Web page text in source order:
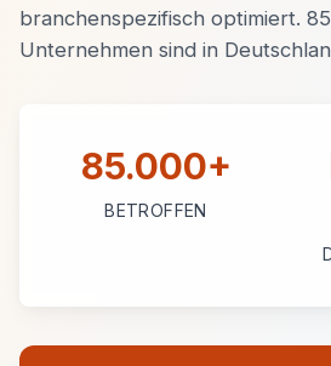
branchenspezifisch optimiert.
Unternehmen sind in
85.000+
BETROFFEN